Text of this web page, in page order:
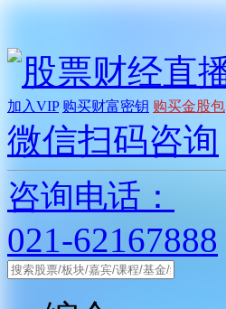
加入VIP 购买财富密钥 购买金股包
微信扫码咨询
咨询电话：
021-62167888